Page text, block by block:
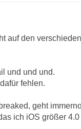
auf den
und und und.
fehlen.
geht
ich iOS größer